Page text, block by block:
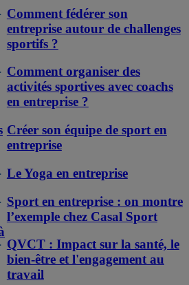
Comment fédérer son
entreprise autour de challenges
sportifs ?
Comment organiser des
activités sportives avec coachs
en entreprise ?
Créer son équipe de sport en
entreprise
Le Yoga en entreprise
Sport en entreprise : on montre
l’exemple chez Casal Sport
QVCT : Impact sur la santé, le
bien-être et l'engagement au
travail